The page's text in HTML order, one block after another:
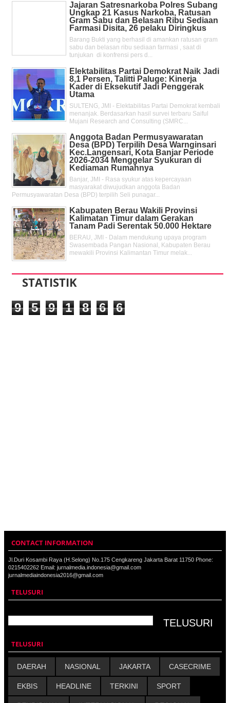
Jajaran Satresnarkoba Polres Subang
Ungkap 21 Kasus Narkoba, Ratusan
Gram Sabu dan Belasan Ribu Sediaan
Farmasi Disita, 26 pelaku Diringkus
Barang Bukti yang berhasil di amankan ratusan gram
sabu dan belasan ribu sediaan farmasi , saat di
tunjukan di konfrensi pers d...
Elektabilitas Partai Demokrat Naik Jadi
8,1 Persen, Talitti Paluge: Kinerja
Kader di Eksekutif Jadi Penggerak
Utama
SULTENG, JMI - Elektabilitas Partai Demokrat kembali
menanjak. Berdasarkan hasil survei terbaru Saiful
Mujani Research and Consulting (SMRC...
Anggota Badan Permusyawaratan
Desa (BPD) Terpilih Desa Warnginsari
Kec.Langensari, Kota Banjar Periode
2026-2034 Menggelar Syukuran di
Kediaman Rumahnya
Banjar, JMI - Rasa syukur atas kepercayaan
masyarakat diwujudkan anggota Badan
Permusyawaratan Desa (BPD) terpilih Seli punagar...
Kabupaten Berau Wakili Provinsi
Kalimatan Timur dalam Gerakan
Tanam Padi Serentak 50.000 Hektare
BERAU, JMI - Dalam mendukung upaya program
Swasembada Pangan Nasional, Kabupaten Berau
mewakili Provinsi Kalimantan Timur melak...
STATISTIK
9 5 9 1 8 6 6
CONTACT INFORMATION
Jl.Duri Kosambi Raya (H.Selong) No.175 Cengkareng Jakarta Barat 11750 Phone:
0215402262 Email: jurnalmedia.indonesia@gmail.com
jurnalmediaindonesia2016@gmail.com
TELUSURI
TELUSURI
DAERAH NASIONAL JAKARTA CASECRIME
EKBIS HEADLINE TERKINI SPORT